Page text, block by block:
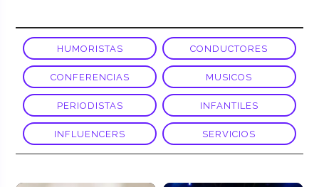
HUMORISTAS CONDUCTORES
CONFERENCIAS MUSICOS
PERIODISTAS INFANTILES
INFLUENCERS SERVICIOS